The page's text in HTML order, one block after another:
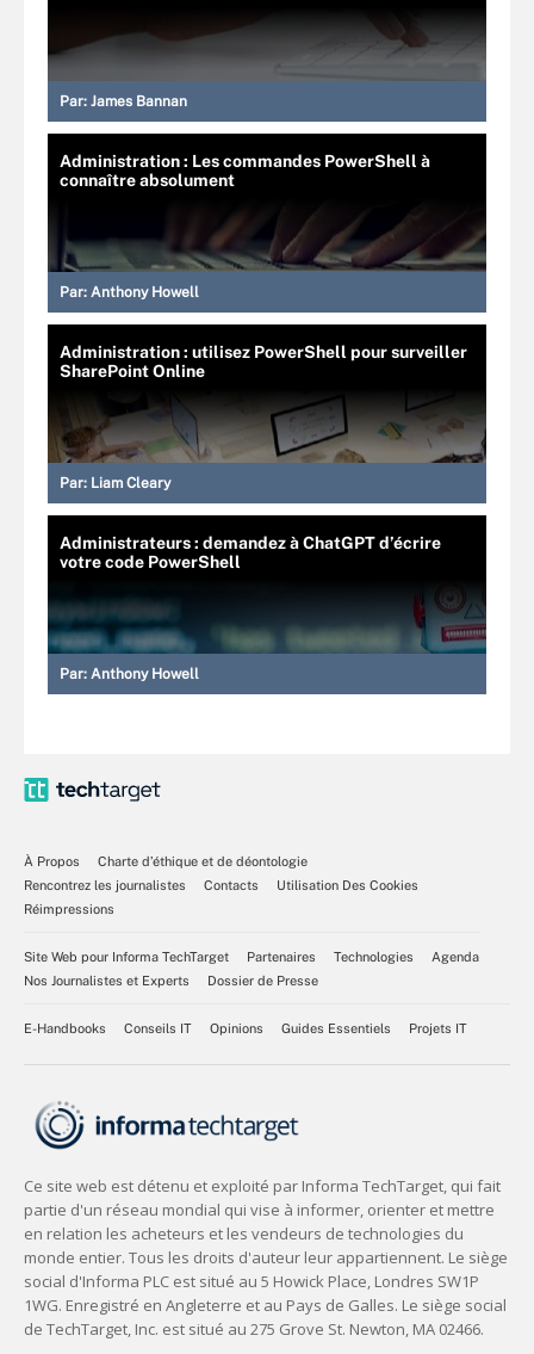
Par: James Bannan
Administration : Les commandes PowerShell à
connaître absolument
Par: Anthony Howell
Administration : utilisez PowerShell pour surveiller
SharePoint Online
Par: Liam Cleary
Administrateurs : demandez à ChatGPT d’écrire
votre code PowerShell
Par: Anthony Howell
À Propos
Charte d’éthique et de déontologie
Rencontrez les journalistes
Contacts
Utilisation Des Cookies
Réimpressions
Site Web pour Informa TechTarget Partenaires Technologies
Agenda
Nos Journalistes et Experts
Dossier de Presse
E-Handbooks Conseils IT Opinions Guides Essentiels Projets IT